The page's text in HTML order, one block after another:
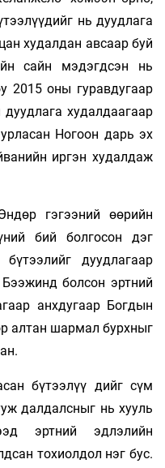
нь дууд­лага
худалдан авсаар буй
сайн мэдэгдсэн нь
2015 оны гуравдугаар
худалдаагаар
Ногоон дарь эх
иргэн худал­даж
гэгээний өөрийн
бий бол­госон дэг
дуудлагаар
бол­сон эртний
анх­дугаар Богдын
алтан шармал бурхныг
бүтээ­лүү­­ дийг сүм
далдалсныг нь хууль
эрт­ний эдлэлийн
тохиолдол нэг бус.